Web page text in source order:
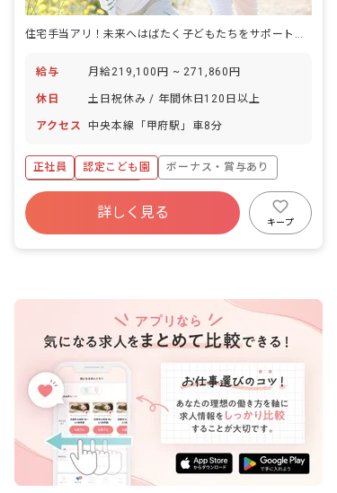
給与 月給219,100円 ~ 271,860円
休日 土日祝休み / 年間休日120日以上
アクセス 中央本線「甲府駅」車8分
正社員 認定こども園
ボーナス・賞与あり
年間休日120日以上
寮・住宅・家賃補助あり
社会保険完備
詳しく見る
キープ